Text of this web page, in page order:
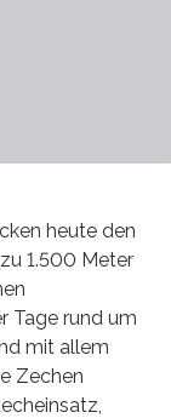
heute den
1.500 Meter
Tage rund um
mit allem
Zechen